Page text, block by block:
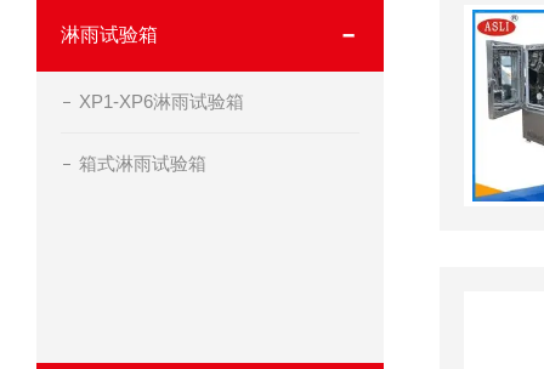
淋雨试验箱
XP1-XP6淋雨试验箱
箱式淋雨试验箱